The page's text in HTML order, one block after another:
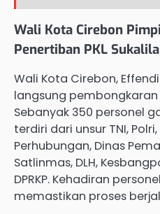
Wali Kota Cirebon
Penertiban PKL Sukalila
Wali Kota Cirebon,
langsung pembongkaran
Sebanyak 350 personel
terdiri dari unsur TNI,
Perhubungan, Dinas
Satlinmas, DLH,
DPRKP. Kehadiran
memastikan proses